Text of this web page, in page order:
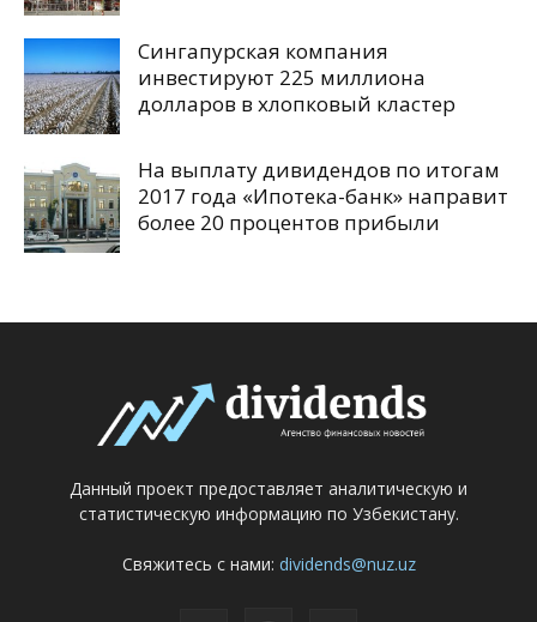
Сингапурская компания
инвестируют 225 миллиона
долларов в хлопковый кластер
На выплату дивидендов по итогам
2017 года «Ипотека-банк» направит
более 20 процентов прибыли
Данный проект предоставляет аналитическую и
статистическую информацию по Узбекистану.
Свяжитесь с нами: dividends@nuz.uz